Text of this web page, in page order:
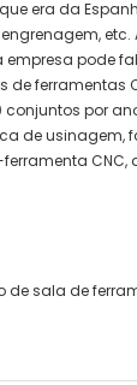
era da
etc.
empresa pode
de ferramentas
conjuntos por
de usinagem,
CNC,